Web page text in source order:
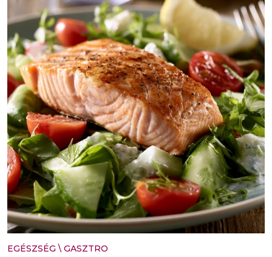
EGÉSZSÉG \ GASZTRO